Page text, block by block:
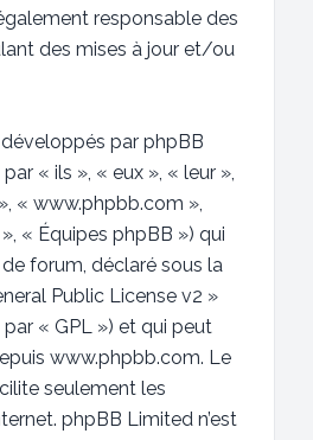
responsable des
des mises à jour et/ou
par phpBB
« ils », « eux », « leur »,
« www.phpbb.com »,
« Équipes phpBB ») qui
forum, déclaré sous la
Public License v2 »
« GPL ») et qui peut
www.phpbb.com. Le
seulement les
phpBB Limited n’est